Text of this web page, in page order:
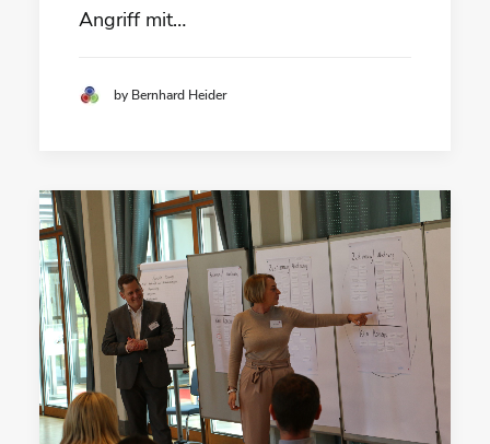
Angriff mit…
by Bernhard Heider